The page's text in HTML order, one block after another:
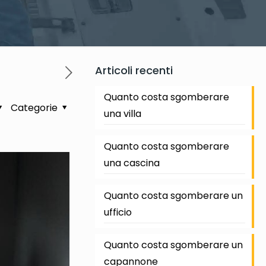
Categorie
Articoli recenti
Quanto costa sgomberare
una villa
Quanto costa sgomberare
una cascina
Quanto costa sgomberare un
ufficio
Quanto costa sgomberare un
capannone